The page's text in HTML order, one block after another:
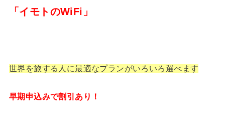
「イモトのWiFi」
世界を旅する人に最適なプランがいろいろ選べます
早期申込みで割引あり！